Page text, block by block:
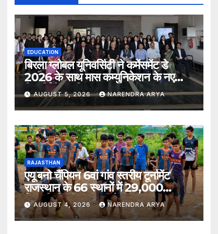
EDUCATION
बिरला ग्लोबल यूनिवर्सिटी ने कमेंसमेंट डे
2026 के साथ मास कम्युनिकेशन के नए
विद्यार्थियों का किया स्वागत
AUGUST 5, 2026 NARENDRA ARYA
RAJASTHAN
एयू बनो चैंपियन 6वां गांव स्तरीय टूर्नामेंट
राजस्थान के 66 स्थानों में 29,000
खिलाड़ियों की भागीदारी के साथ संपन्न हुआ
AUGUST 4, 2026 NARENDRA ARYA